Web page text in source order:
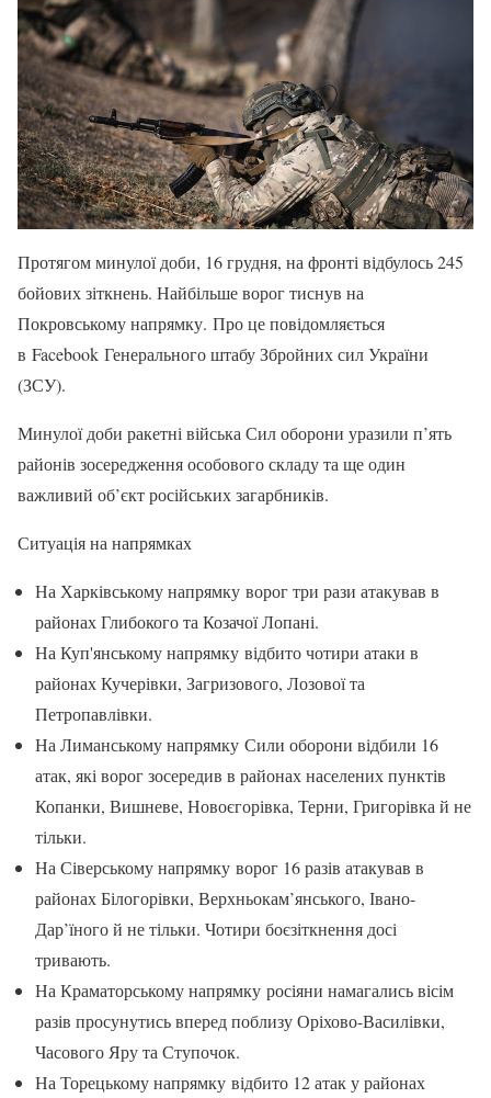
Протягом минулої доби, 16 грудня, на фронті відбулось 245
бойових зіткнень. Найбільше ворог тиснув на
Покровському напрямку. Про це повідомляється
в Facebook Генерального штабу Збройних сил України
(ЗСУ).
Минулої доби ракетні війська Сил оборони уразили п’ять
районів зосередження особового складу та ще один
важливий об’єкт російських загарбників.
Ситуація на напрямках
На Харківському напрямку ворог три рази атакував в
районах Глибокого та Козачої Лопані.
На Куп'янському напрямку відбито чотири атаки в
районах Кучерівки, Загризового, Лозової та
Петропавлівки.
На Лиманському напрямку Сили оборони відбили 16
атак, які ворог зосередив в районах населених пунктів
Копанки, Вишневе, Новоєгорівка, Терни, Григорівка й не
тільки.
На Сіверському напрямку ворог 16 разів атакував в
районах Білогорівки, Верхньокам’янського, Івано-
Дар’їного й не тільки. Чотири боєзіткнення досі
тривають.
На Краматорському напрямку росіяни намагались вісім
разів просунутись вперед поблизу Оріхово-Василівки,
Часового Яру та Ступочок.
На Торецькому напрямку відбито 12 атак у районах